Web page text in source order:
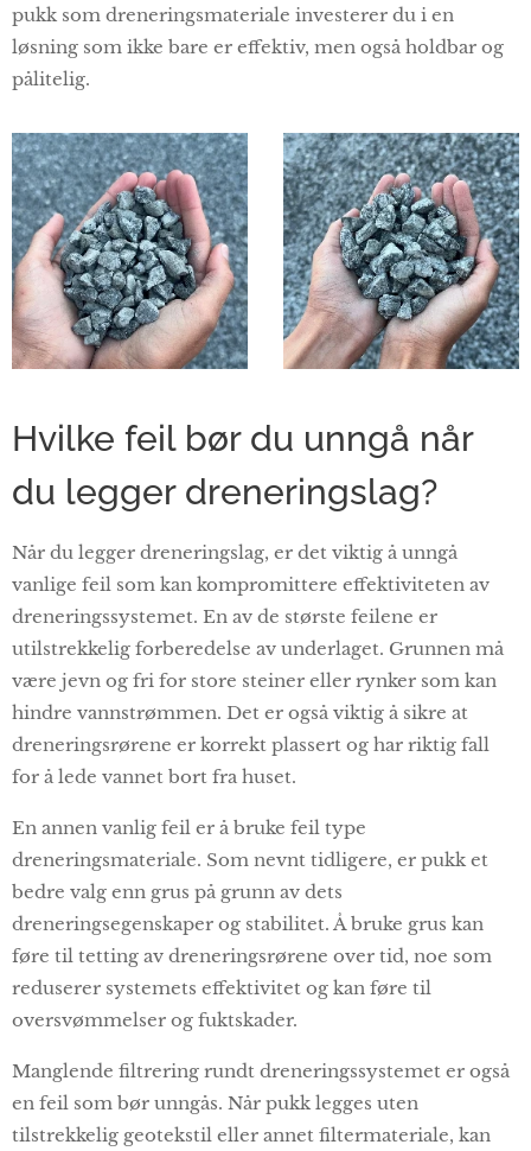
pukk som dreneringsmateriale investerer du i en
løsning som ikke bare er effektiv, men også holdbar og
pålitelig.
Hvilke feil bør du unngå når
du legger dreneringslag?
Når du legger dreneringslag, er det viktig å unngå
vanlige feil som kan kompromittere effektiviteten av
dreneringssystemet. En av de største feilene er
utilstrekkelig forberedelse av underlaget. Grunnen må
være jevn og fri for store steiner eller rynker som kan
hindre vannstrømmen. Det er også viktig å sikre at
dreneringsrørene er korrekt plassert og har riktig fall
for å lede vannet bort fra huset.
En annen vanlig feil er å bruke feil type
dreneringsmateriale. Som nevnt tidligere, er pukk et
bedre valg enn grus på grunn av dets
dreneringsegenskaper og stabilitet. Å bruke grus kan
føre til tetting av dreneringsrørene over tid, noe som
reduserer systemets effektivitet og kan føre til
oversvømmelser og fuktskader.
Manglende filtrering rundt dreneringssystemet er også
en feil som bør unngås. Når pukk legges uten
tilstrekkelig geotekstil eller annet filtermateriale, kan